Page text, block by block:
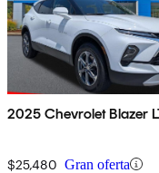
2025 Chevrolet Blazer
$25,480 Gran oferta